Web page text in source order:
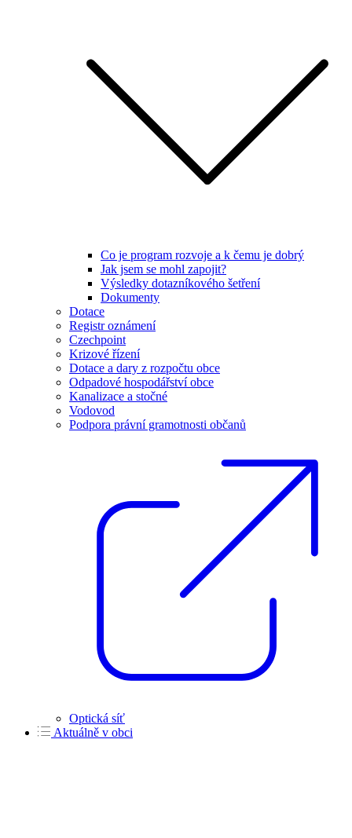
Co je program rozvoje a k čemu je dobrý
Jak jsem se mohl zapojit?
Výsledky dotazníkového šetření
Dokumenty
Dotace
Registr oznámení
Czechpoint
Krizové řízení
Dotace a dary z rozpočtu obce
Odpadové hospodářství obce
Kanalizace a stočné
Vodovod
Podpora právní gramotnosti občanů
Optická síť
Aktuálně v obci